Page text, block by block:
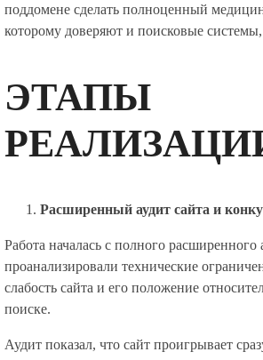
поддомене сделать полноценный
которому доверяют и поисковые
ЭТАПЫ
Расширенный аудит сайта и
Работа началась с полного
проанализировали технические
слабость сайта и его положение
поиске.
Аудит показал, что сайт проигрывает